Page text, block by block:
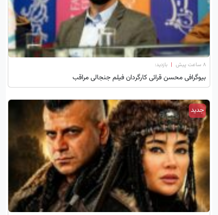
۸ ساعت پیش | بازدید:
بیوگرافی محسن قرائی کارگردان فیلم جنجالی مراقب
جدید